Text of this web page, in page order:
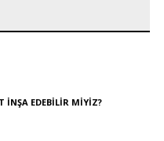
İNŞA EDEBİLİR MİYİZ?